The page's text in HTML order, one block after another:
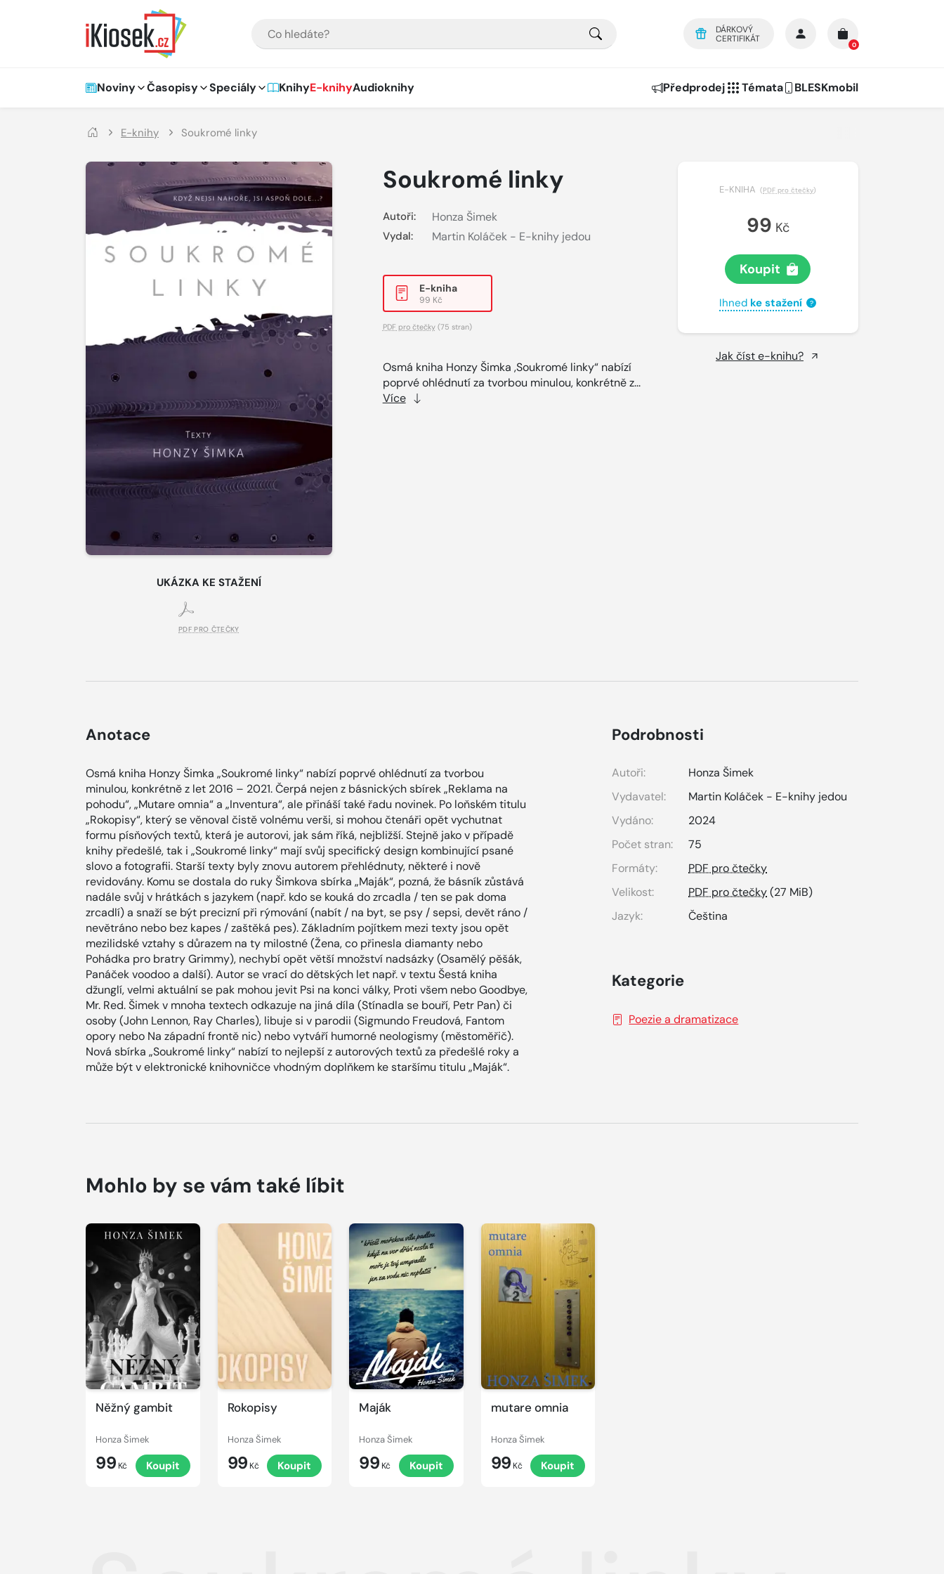
DÁRKOVÝ
CERTIFIKÁT
0
Hlavní navigace
Noviny Časopisy Speciály KnihyE-knihyAudioknihy Předprodej Témata BLESKmobil
E-knihy Soukromé linky
UKÁZKA KE STAŽENÍ
PDF PRO ČTEČKY
Soukromé linky
Autoři: Honza Šimek
Vydal: Martin Koláček - E-knihy jedou
E-kniha
99 Kč
PDF pro čtečky(75 stran)
Osmá kniha Honzy Šimka ,Soukromé linky“ nabízí
poprvé ohlédnutí za tvorbou minulou, konkrétně z...
Více
E-KNIHA (PDF pro čtečky)
99 Kč
Koupit
Ihned ke stažení ?
Jak číst e-knihu?
Anotace
Osmá kniha Honzy Šimka „Soukromé linky“ nabízí poprvé ohlédnutí za tvorbou
minulou, konkrétně z let 2016 – 2021. Čerpá nejen z básnických sbírek „Reklama na
pohodu“, „Mutare omnia“ a „Inventura“, ale přináší také řadu novinek. Po loňském titulu
„Rokopisy“, který se věnoval čistě volnému verši, si mohou čtenáři opět vychutnat
formu písňových textů, která je autorovi, jak sám říká, nejbližší. Stejně jako v případě
knihy předešlé, tak i „Soukromé linky“ mají svůj specifický design kombinující psané
slovo a fotografii. Starší texty byly znovu autorem přehlédnuty, některé i nově
revidovány. Komu se dostala do ruky Šimkova sbírka „Maják“, pozná, že básník zůstává
nadále svůj v hrátkách s jazykem (např. kdo se kouká do zrcadla / ten se pak doma
zrcadlí) a snaží se být precizní při rýmování (nabít / na byt, se psy / sepsi, devět ráno /
nevětráno nebo bez kapes / zaštěká pes). Základním pojítkem mezi texty jsou opět
mezilidské vztahy s důrazem na ty milostné (Žena, co přinesla diamanty nebo
Pohádka pro bratry Grimmy), nechybí opět větší množství nadsázky (Osamělý pěšák,
Panáček voodoo a další). Autor se vrací do dětských let např. v textu Šestá kniha
džunglí, velmi aktuální se pak mohou jevit Psi na konci války, Proti všem nebo Goodbye,
Mr. Red. Šimek v mnoha textech odkazuje na jiná díla (Stínadla se bouří, Petr Pan) či
osoby (John Lennon, Ray Charles), libuje si v parodii (Sigmundo Freudová, Fantom
opory nebo Na západní frontě nic) nebo vytváří humorné neologismy (městoměřič).
Nová sbírka „Soukromé linky“ nabízí to nejlepší z autorových textů za předešlé roky a
může být v elektronické knihovničce vhodným doplňkem ke staršímu titulu „Maják“.
Podrobnosti
Autoři:
Honza Šimek
Vydavatel:
Martin Koláček - E-knihy jedou
Vydáno:
2024
Počet stran:
75
Formáty:
PDF pro čtečky
Velikost:
PDF pro čtečky(27 MiB)
Jazyk:
Čeština
Kategorie
Poezie a dramatizace
Mohlo by se vám také líbit
Něžný gambit
Honza Šimek
99 Kč Koupit
Rokopisy
Honza Šimek
99 Kč Koupit
Maják
Honza Šimek
99 Kč Koupit
mutare omnia
Honza Šimek
99 Kč Koupit